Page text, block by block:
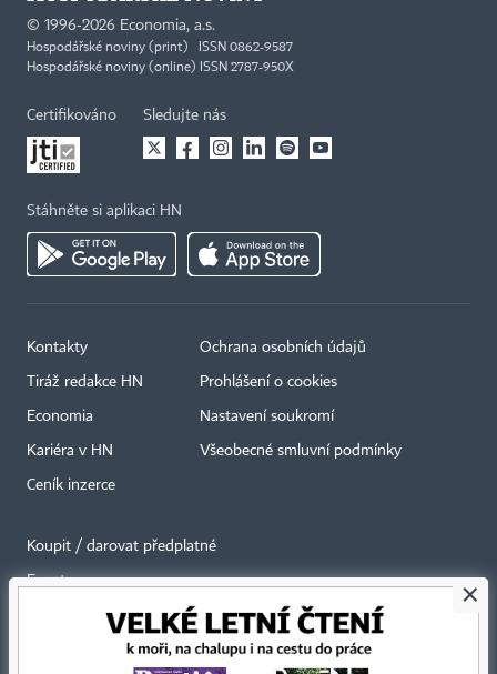
© 1996-2026 Economia, a.s.
Hospodářské noviny (print) ISSN 0862-9587
Hospodářské noviny (online) ISSN 2787-950X
Certifikováno Sledujte nás
Stáhněte si aplikaci HN
Kontakty
Tiráž redakce HN
Economia
Kariéra v HN
Ceník inzerce
Ochrana osobních údajů
Prohlášení o cookies
Nastavení soukromí
Všeobecné smluvní podmínky
Koupit / darovat předplatné
Eventy
Newslettery
×